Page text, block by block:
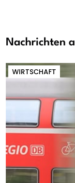
Nachrichten
WIRTSCHAFT